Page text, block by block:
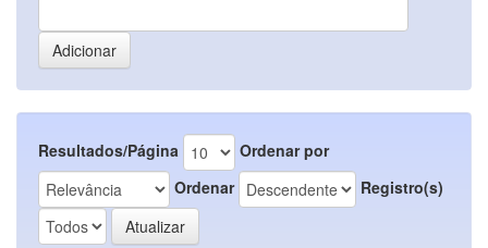
Resultados/Página
Ordenar por
Ordenar
Registro(s)